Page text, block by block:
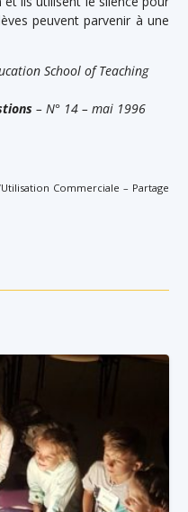
peuvent parvenir à une
School of Teaching
– N° 14 – mai 1996
Commerciale – Partage